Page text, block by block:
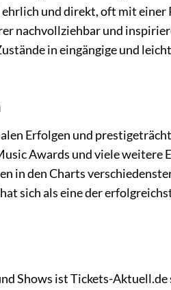
und direkt, oft mit einer
nachvollziehbar und
in eingängige und
Erfolgen und
Awards und viele weitere
in den Charts
sich als eine der
Shows ist Tickets-